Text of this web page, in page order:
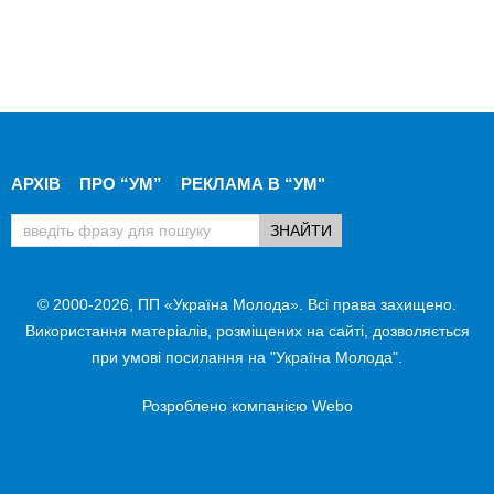
АРХІВ ПРО “УМ” РЕКЛАМА В “УМ"
© 2000-2026, ПП «Україна Молода». Всі права захищено.
Використання матеріалів, розміщених на сайті, дозволяється
при умові посилання на "Україна Молода".
Розроблено компанією Webo